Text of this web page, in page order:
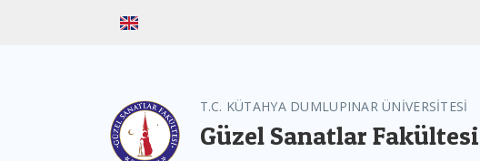
T.C. KÜTAHYA DUMLUPINAR ÜNİVERSİTESİ
Güzel Sanatlar Fakültesi